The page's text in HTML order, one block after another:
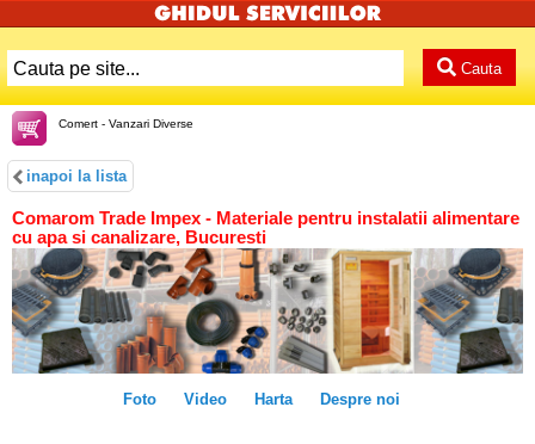
Cauta
Comert - Vanzari Diverse
inapoi la lista
Comarom Trade Impex - Materiale pentru instalatii alimentare
cu apa si canalizare, Bucuresti
Foto Video Harta Despre noi